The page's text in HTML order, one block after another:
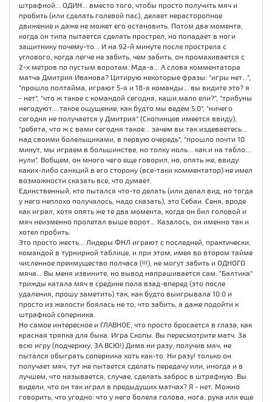
штрафной... ОДИН... вместо того, чтобы просто получить мяч и
пробить (или сделать голевой пас), делает нерасторопное
движение и даже не может его остановить. Потом два момента,
когда он типа пытается сделать прострел, но попадает в ноги
защитнику почему-то... И на 92-й минуте после прострела с
углового, когда легче не забить, чем забить, он промахивается с
2-х метров по пустым воротам. Мда-а... А слова комментатора
матча Дмитрия Иванова? Цитирую некоторые фразы: "игры нет...",
"прошло полтайма, играют 5-я и 18-я команды... вы видите это? я
- нет", "что ж такое с командой сегодня, каши мало ели?", "трибуны
негодуют... такое ощущение, как будто мы ведем 5:0", "ничего
сегодня не получается у Дмитрия" (Скопинцев имеется ввиду),
"ребята, что ж с вами сегодня такое... зачем вы так издеваетесь...
над своими болельщиками, в первую очередь", "прошло почти 10
минут, мы играем в большинстве, но толку ноль... как и на табло...
нули". Вобщем, он много чего еще говорил, но, опять же, ввиду
каких-либо санкций в его сторону (все-таки комментатор) не имел
возможности сказать все, что думает.
Единственный, кто пытался что-то делать (или делал вид, но тогда
у него неплохо получалось, надо сказать), это Себаи. Сеня, вроде
как играл, хотя опять же те два момента, когда он бил головой и
мяч неизменно пролетал выше ворот... Казалось, он именно так и
хотел пробить.
Это просто жесть... Лидеры ФНЛ играют с последней, практически,
командой в турнирной таблице, и при этом, имея во втором тайме
численное преимущество полчаса (!!!), не могут забить и ОДНОГО
мяча... Вы меня извините, но вывод напрашивается сам. "Балтика"
трижды катала мяч в средине пола взад-вперед (это после
удаления, прошу заметить) так, как будто выигрывала 10:0 и
просто из жалости боялась не то, что забить, а даже подойти к
штрафной соперника.
Но самое интересное и ГЛАВНОЕ, что просто бросается в глаза, как
красная тряпка для быка. Игра Скопы. Вы пересмотрите матч. За
всю игру (подчеркну, ЗА ВСЮ!) Дима ни разу, получив мяч, не
пытался обыграть соперника хоть как-то. Ни разу! только он
получает мяч, тут же пытается сделать передачу или, иногда и в
лучшем, что называется, случае, сделать заброс в штрафную. Вы
видели, что он так играл в предыдущих матчах? Я - нет. Можно
говорить, что угодно: что у него болела голова, нога, рука или еще